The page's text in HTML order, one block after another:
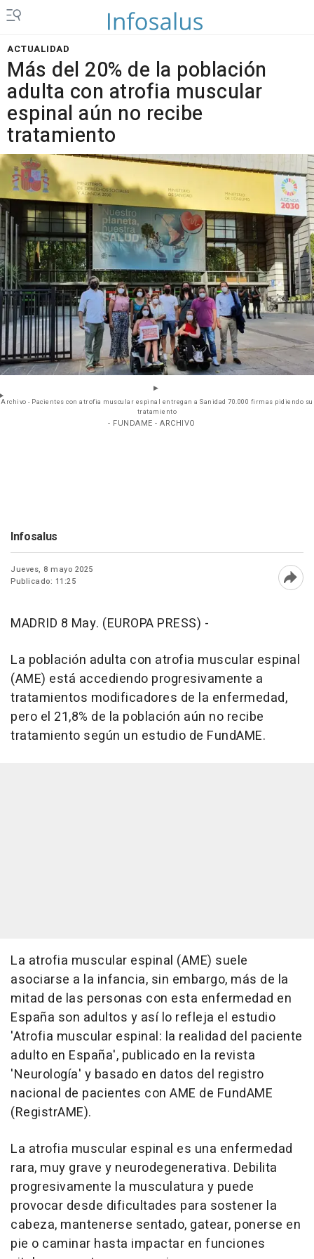
ACTUALIDAD
Más del 20% de la población
adulta con atrofia muscular
espinal aún no recibe
tratamiento
Archivo - Pacientes con atrofia muscular espinal entregan a Sanidad 70.000 firmas pidiendo su
tratamiento
- FUNDAME - ARCHIVO
Infosalus
Jueves, 8 mayo 2025
Publicado: 11:25
MADRID 8 May. (EUROPA PRESS) -
La población adulta con atrofia muscular espinal
(AME) está accediendo progresivamente a
tratamientos modificadores de la enfermedad,
pero el 21,8% de la población aún no recibe
tratamiento según un estudio de FundAME.
La atrofia muscular espinal (AME) suele
asociarse a la infancia, sin embargo, más de la
mitad de las personas con esta enfermedad en
España son adultos y así lo refleja el estudio
'Atrofia muscular espinal: la realidad del paciente
adulto en España', publicado en la revista
'Neurología' y basado en datos del registro
nacional de pacientes con AME de FundAME
(RegistrAME).
La atrofia muscular espinal es una enfermedad
rara, muy grave y neurodegenerativa. Debilita
progresivamente la musculatura y puede
provocar desde dificultades para sostener la
cabeza, mantenerse sentado, gatear, ponerse en
pie o caminar hasta impactar en funciones